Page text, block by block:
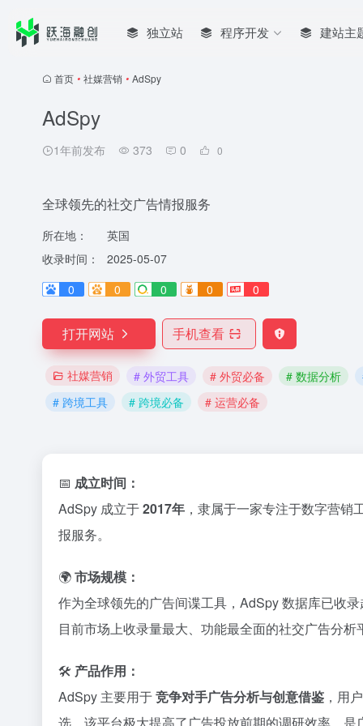
独立站 程序开发 建站主
首页 • 社媒营销 • AdSpy
AdSpy
1年前发布 373 0 0
全球领先的社交广告情报服务
所在地：
英国
收录时间：
2025-05-07
0
0 0 0 0
打开网站 手机查看
社媒营销 # 外贸工具 # 外贸必备 # 数据分析
# 跨境工具
# 跨境必备 # 运营必备
📅 成立时间：
AdSpy 成立于2017年 ， 隶属于一家专注于数字营销
报服务。
🌍市场规模：
作为全球领先的广告间谍工具， AdSpy数据库已收录
目前市场上收录量最大、 功能最全面的社交广告分析
🛠️ 产品作用：
AdSpy 主要用于竞争对手广告分析与创意借鉴 ， 用户